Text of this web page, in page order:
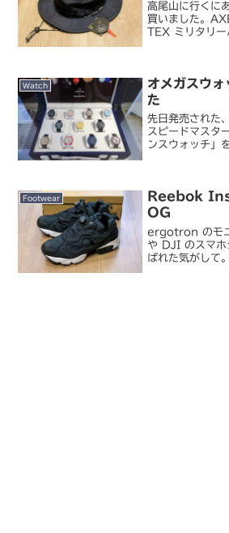
高尾山に行くに
買いました。
TEX ミリタリー
で似合う...
Watch
オメガスウォ
た
先日発売された
スピードマスタ
ンスウォッチ」
Footwear
Reebok
OG
ergotron のモ
や DJI のスマホ
ばれた気がして